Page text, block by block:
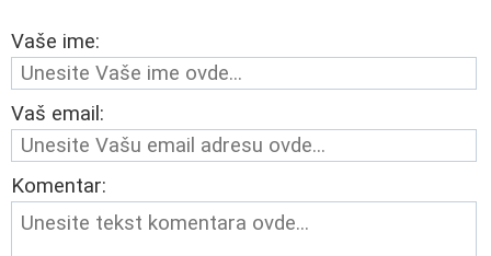
Vaše ime:
Vaš email:
Komentar: